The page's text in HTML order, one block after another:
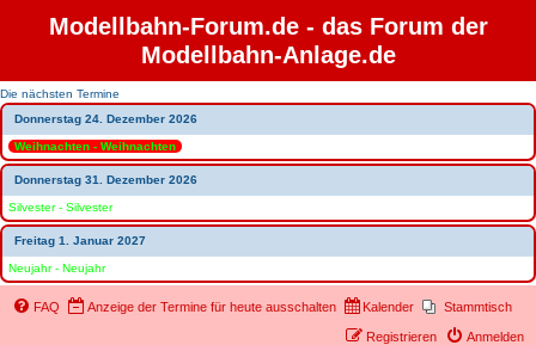
Modellbahn-Forum.de - das Forum der
Modellbahn-Anlage.de
Die nächsten Termine
Donnerstag 24. Dezember 2026
Weihnachten - Weihnachten
Donnerstag 31. Dezember 2026
Silvester - Silvester
Freitag 1. Januar 2027
Neujahr - Neujahr
FAQ Anzeige der Termine für heute ausschalten Kalender Stammtisch
Anmelden
Registrieren